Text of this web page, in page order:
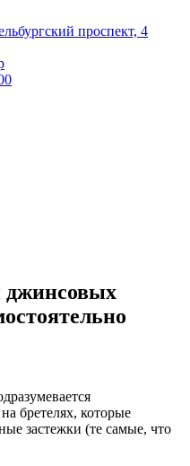
проспект, 4
бретелях, которые
застежки (те самые, что